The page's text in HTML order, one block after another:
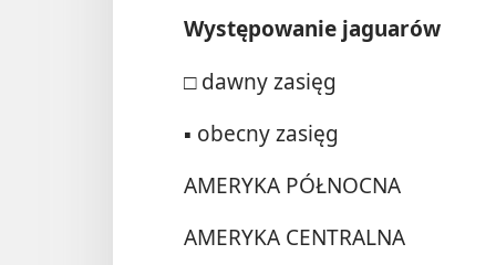
Występowanie jaguarów
□dawny zasięg
▪ obecny zasięg
AMERYKA PÓŁNOCNA
AMERYKA CENTRALNA